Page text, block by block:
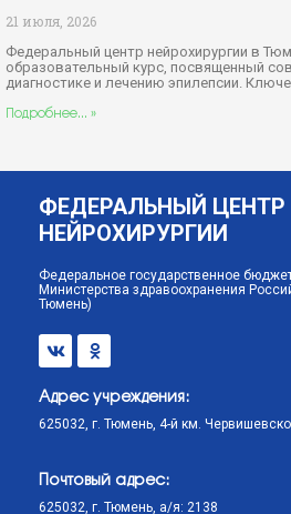
21 июля, 2026
Федеральный центр нейрохирургии в
образовательный курс, посвященный
диагностике и лечению эпилепсии.
Подробнее... »
ФЕДЕРАЛЬНЫЙ ЦЕНТР
НЕЙРОХИРУРГИИ
Федеральное государственное
Министерства здравоохранения
Тюмень)
Адрес учреждения:
625032, г. Тюмень, 4-й км.
Почтовый адрес:
625032, г. Тюмень, а/я: 2138